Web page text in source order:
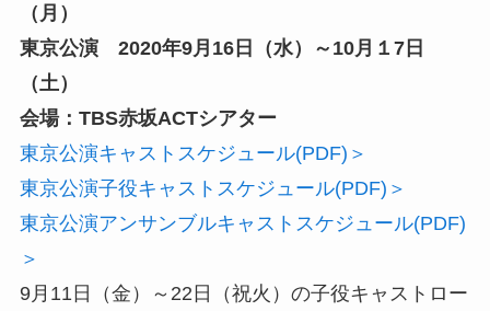
（月）
東京公演 2020年9月16日（水）～10月１7日
（土）
会場：TBS赤坂ACTシアター
東京公演キャストスケジュール(PDF)＞
東京公演子役キャストスケジュール(PDF)＞
東京公演アンサンブルキャストスケジュール(PDF)
＞
9月11日（金）～22日（祝火）の子役キャストロー